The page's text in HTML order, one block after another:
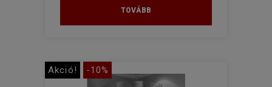
TOVÁBB
Akció! -10%